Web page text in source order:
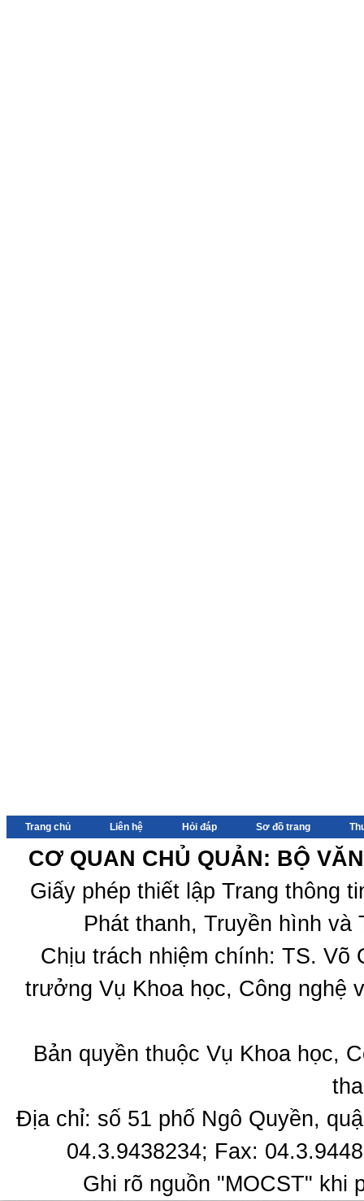
Trang chủ Liên hệ Hỏi đáp Sơ đồ trang
CƠ QUAN CHỦ QUẢN: BỘ
Giấy phép thiết lập Trang thông
Phát thanh, Truyền hình
Chịu trách nhiệm chính: TS.
trưởng Vụ Khoa học, Công nghệ
Bản quyền thuộc Vụ Khoa học,
Địa chỉ: số 51 phố Ngô Quyền,
04.3.9438234; Fax:
Ghi rõ nguồn "MOCST" khi